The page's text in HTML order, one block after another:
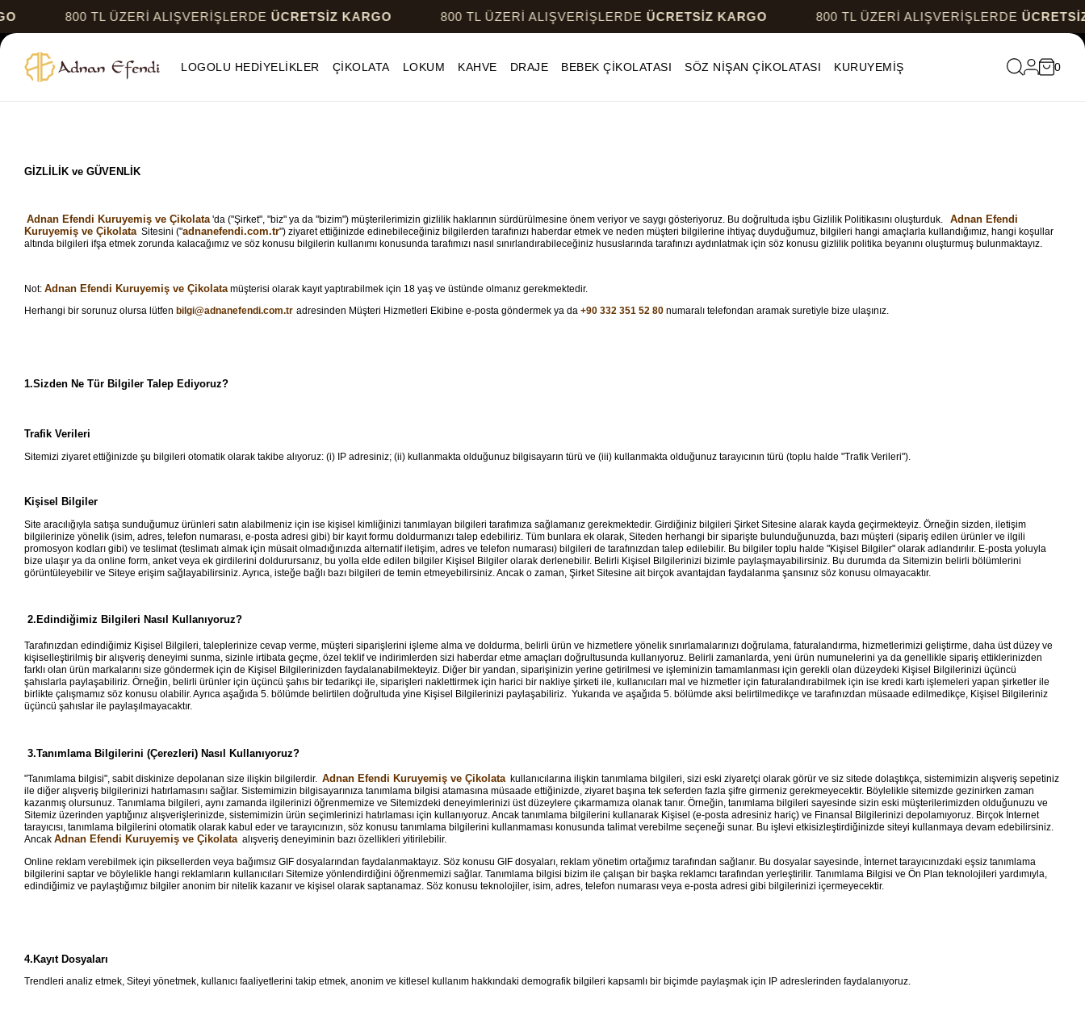
800 TL ÜZERİ ALIŞVERİŞLERDEÜCRETSİZ KARGO 800 TL ÜZERİ ALIŞVERİŞLERDEÜCRETSİZ KARGO 800 TL ÜZERİ ALIŞVERİŞLERDEÜCRETSİZ
LOGOLU HEDİYELİKLER ÇİKOLATA LOKUM KAHVE DRAJE BEBEK ÇİKOLATASI SÖZ NİŞAN ÇİKOLATASI KURUYEMİŞ 0
GİZLİLİK ve GÜVENLİK
Adnan Efendi Kuruyemiş ve Çikolata'da ("Şirket", "biz" ya da "bizim") müşterilerimizin gizlilik haklarının sürdürülmesine önem veriyor ve saygı gösteriyoruz. Bu doğrultuda işbu Gizlilik Politikasını oluşturduk. Adnan Efendi
Kuruyemiş ve ÇikolataSitesini ("adnanefendi.com.tr") ziyaret ettiğinizde edinebileceğiniz bilgilerden tarafınızı haberdar etmek ve neden müşteri bilgilerine ihtiyaç duyduğumuz, bilgileri hangi amaçlarla kullandığımız, hangi koşullar
altında bilgileri ifşa etmek zorunda kalacağımız ve söz konusu bilgilerin kullanımı konusunda tarafımızı nasıl sınırlandırabileceğiniz hususlarında tarafınızı aydınlatmak için söz konusu gizlilik politika beyanını oluşturmuş bulunmaktayız.
Not: Adnan Efendi Kuruyemiş ve Çikolata müşterisi olarak kayıt yaptırabilmek için 18 yaş ve üstünde olmanız gerekmektedir.
Herhangi bir sorunuz olursa lütfen bilgi@adnanefendi.com.tr adresinden Müşteri Hizmetleri Ekibine e-posta göndermek ya da +90 332 351 52 80 numaralı telefondan aramak suretiyle bize ulaşınız.
1.Sizden Ne Tür Bilgiler Talep Ediyoruz?
Trafik Verileri
Sitemizi ziyaret ettiğinizde şu bilgileri otomatik olarak takibe alıyoruz: (i) IP adresiniz; (ii) kullanmakta olduğunuz bilgisayarın türü ve (iii) kullanmakta olduğunuz tarayıcının türü (toplu halde "Trafik Verileri").
Kişisel Bilgiler
Site aracılığıyla satışa sunduğumuz ürünleri satın alabilmeniz için ise kişisel kimliğinizi tanımlayan bilgileri tarafımıza sağlamanız gerekmektedir. Girdiğiniz bilgileri Şirket Sitesine alarak kayda geçirmekteyiz. Örneğin sizden, iletişim
bilgilerinize yönelik (isim, adres, telefon numarası, e-posta adresi gibi) bir kayıt formu doldurmanızı talep edebiliriz. Tüm bunlara ek olarak, Siteden herhangi bir siparişte bulunduğunuzda, bazı müşteri (sipariş edilen ürünler ve ilgili
promosyon kodları gibi) ve teslimat (teslimatı almak için müsait olmadığınızda alternatif iletişim, adres ve telefon numarası) bilgileri de tarafınızdan talep edilebilir. Bu bilgiler toplu halde "Kişisel Bilgiler" olarak adlandırılır. E-posta yoluyla
bize ulaşır ya da online form, anket veya ek girdilerini doldurursanız, bu yolla elde edilen bilgiler Kişisel Bilgiler olarak derlenebilir. Belirli Kişisel Bilgilerinizi bizimle paylaşmayabilirsiniz. Bu durumda da Sitemizin belirli bölümlerini
görüntüleyebilir ve Siteye erişim sağlayabilirsiniz. Ayrıca, isteğe bağlı bazı bilgileri de temin etmeyebilirsiniz. Ancak o zaman, Şirket Sitesine ait birçok avantajdan faydalanma şansınız söz konusu olmayacaktır.
2.Edindiğimiz Bilgileri Nasıl Kullanıyoruz?
Tarafınızdan edindiğimiz Kişisel Bilgileri, taleplerinize cevap verme, müşteri siparişlerini işleme alma ve doldurma, belirli ürün ve hizmetlere yönelik sınırlamalarınızı doğrulama, faturalandırma, hizmetlerimizi geliştirme, daha üst düzey ve
kişiselleştirilmiş bir alışveriş deneyimi sunma, sizinle irtibata geçme, özel teklif ve indirimlerden sizi haberdar etme amaçları doğrultusunda kullanıyoruz. Belirli zamanlarda, yeni ürün numunelerini ya da genellikle sipariş ettiklerinizden
farklı olan ürün markalarını size göndermek için de Kişisel Bilgilerinizden faydalanabilmekteyiz. Diğer bir yandan, siparişinizin yerine getirilmesi ve işleminizin tamamlanması için gerekli olan düzeydeki Kişisel Bilgilerinizi üçüncü
şahıslarla paylaşabiliriz. Örneğin, belirli ürünler için üçüncü şahıs bir tedarikçi ile, siparişleri naklettirmek için harici bir nakliye şirketi ile, kullanıcıları mal ve hizmetler için faturalandırabilmek için ise kredi kartı işlemeleri yapan şirketler ile
birlikte çalışmamız söz konusu olabilir. Ayrıca aşağıda 5. bölümde belirtilen doğrultuda yine Kişisel Bilgilerinizi paylaşabiliriz. Yukarıda ve aşağıda 5. bölümde aksi belirtilmedikçe ve tarafınızdan müsaade edilmedikçe, Kişisel Bilgileriniz
üçüncü şahıslar ile paylaşılmayacaktır.
3.Tanımlama Bilgilerini (Çerezleri) Nasıl Kullanıyoruz?
"Tanımlama bilgisi", sabit diskinize depolanan size ilişkin bilgilerdir. Adnan Efendi Kuruyemiş ve Çikolatakullanıcılarına ilişkin tanımlama bilgileri, sizi eski ziyaretçi olarak görür ve siz sitede dolaştıkça, sistemimizin alışveriş sepetiniz
ile diğer alışveriş bilgilerinizi hatırlamasını sağlar. Sistemimizin bilgisayarınıza tanımlama bilgisi atamasına müsaade ettiğinizde, ziyaret başına tek seferden fazla şifre girmeniz gerekmeyecektir. Böylelikle sitemizde gezinirken zaman
kazanmış olursunuz. Tanımlama bilgileri, aynı zamanda ilgilerinizi öğrenmemize ve Sitemizdeki deneyimlerinizi üst düzeylere çıkarmamıza olanak tanır. Örneğin, tanımlama bilgileri sayesinde sizin eski müşterilerimizden olduğunuzu ve
Sitemiz üzerinden yaptığınız alışverişlerinizde, sistemimizin ürün seçimlerinizi hatırlaması için kullanıyoruz. Ancak tanımlama bilgilerini kullanarak Kişisel (e-posta adresiniz hariç) ve Finansal Bilgilerinizi depolamıyoruz. Birçok İnternet
tarayıcısı, tanımlama bilgilerini otomatik olarak kabul eder ve tarayıcınızın, söz konusu tanımlama bilgilerini kullanmaması konusunda talimat verebilme seçeneği sunar. Bu işlevi etkisizleştirdiğinizde siteyi kullanmaya devam edebilirsiniz.
Ancak Adnan Efendi Kuruyemiş ve Çikolataalışveriş deneyiminin bazı özellikleri yitirilebilir.
Online reklam verebilmek için piksellerden veya bağımsız GIF dosyalarından faydalanmaktayız. Söz konusu GIF dosyaları, reklam yönetim ortağımız tarafından sağlanır. Bu dosyalar sayesinde, İnternet tarayıcınızdaki eşsiz tanımlama
bilgilerini saptar ve böylelikle hangi reklamların kullanıcıları Sitemize yönlendirdiğini öğrenmemizi sağlar. Tanımlama bilgisi bizim ile çalışan bir başka reklamcı tarafından yerleştirilir. Tanımlama Bilgisi ve Ön Plan teknolojileri yardımıyla,
edindiğimiz ve paylaştığımız bilgiler anonim bir nitelik kazanır ve kişisel olarak saptanamaz. Söz konusu teknolojiler, isim, adres, telefon numarası veya e-posta adresi gibi bilgilerinizi içermeyecektir.
4.Kayıt Dosyaları
Trendleri analiz etmek, Siteyi yönetmek, kullanıcı faaliyetlerini takip etmek, anonim ve kitlesel kullanım hakkındaki demografik bilgileri kapsamlı bir biçimde paylaşmak için IP adreslerinden faydalanıyoruz.